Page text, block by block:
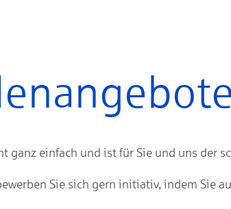
ganz einfach und ist für Sie und uns der
Sie sich gern initiativ, indem Sie